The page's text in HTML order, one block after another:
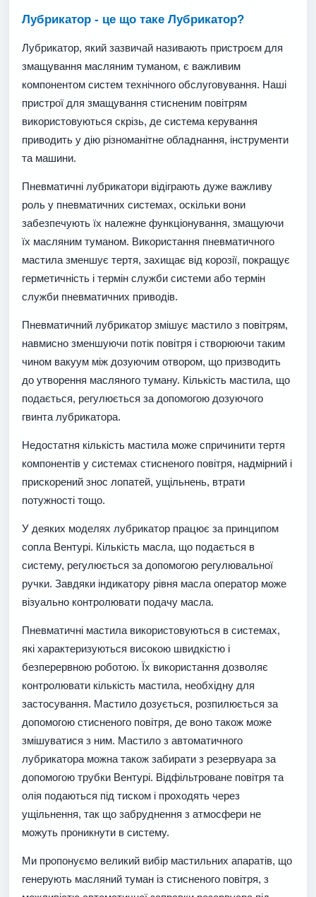
Лубрикатор - це що таке Лубрикатор?
Лубрикатор, який зазвичай називають пристроєм для
змащування масляним туманом, є важливим
компонентом систем технічного обслуговування. Наші
пристрої для змащування стисненим повітрям
використовуються скрізь, де система керування
приводить у дію різноманітне обладнання, інструменти
та машини.
Пневматичні лубрикатори відіграють дуже важливу
роль у пневматичних системах, оскільки вони
забезпечують їх належне функціонування, змащуючи
їх масляним туманом. Використання пневматичного
мастила зменшує тертя, захищає від корозії, покращує
герметичність і термін служби системи або термін
служби пневматичних приводів.
Пневматичний лубрикатор змішує мастило з повітрям,
навмисно зменшуючи потік повітря і створюючи таким
чином вакуум між дозуючим отвором, що призводить
до утворення масляного туману. Кількість мастила, що
подається, регулюється за допомогою дозуючого
гвинта лубрикатора.
Недостатня кількість мастила може спричинити тертя
компонентів у системах стисненого повітря, надмірний і
прискорений знос лопатей, ущільнень, втрати
потужності тощо.
У деяких моделях лубрикатор працює за принципом
сопла Вентурі. Кількість масла, що подається в
систему, регулюється за допомогою регулювальної
ручки. Завдяки індикатору рівня масла оператор може
візуально контролювати подачу масла.
Пневматичні мастила використовуються в системах,
які характеризуються високою швидкістю і
безперервною роботою. Їх використання дозволяє
контролювати кількість мастила, необхідну для
застосування. Мастило дозується, розпилюється за
допомогою стисненого повітря, де воно також може
змішуватися з ним. Мастило з автоматичного
лубрикатора можна також забирати з резервуара за
допомогою трубки Вентурі. Відфільтроване повітря та
олія подаються під тиском і проходять через
ущільнення, так що забруднення з атмосфери не
можуть проникнути в систему.
Ми пропонуємо великий вибір мастильних апаратів, що
генерують масляний туман із стисненого повітря, з